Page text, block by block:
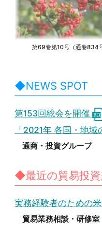
第69巻第10号（通巻834
◆NEWS SPOT
第153回総会を開催
「2021年 各国・地
通商・投資グループ
◆最近の貿易投資
実務経験者のための
貿易業務相談・研修室